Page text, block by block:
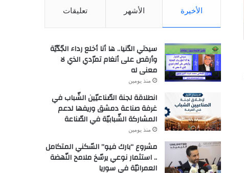
الأخيرة الأشهر تعليقات
سيدتي الدّنيا.. ها أنا أخلع رداء الجّدّيّة
وأرقص على أنغام تمرّدي الذي لا
معنى له
منذ يومين
انطلاقة لجنة الصّناعيّين الشّباب في
غرفة صناعة دمشق وريفها لدعم
المشاركة الشّبابيّة في الصّناعة
منذ يومين
مشروع “بارك فيو” السّكني المتكامل
.. استثمار نوعي يرسّخ ملامح النّهضة
العمرانيّة في سوريا